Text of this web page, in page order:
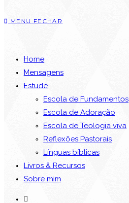
MENU FECHAR
Home
Mensagens
Estude
Escola de Fundamentos
Escola de Adoração
Escola de Teologia viva
Reflexões Pastorais
Línguas bíblicas
Livros & Recursos
Sobre mim